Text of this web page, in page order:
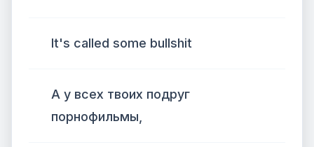
It's called some bullshit
А у всех твоих подруг
порнофильмы,